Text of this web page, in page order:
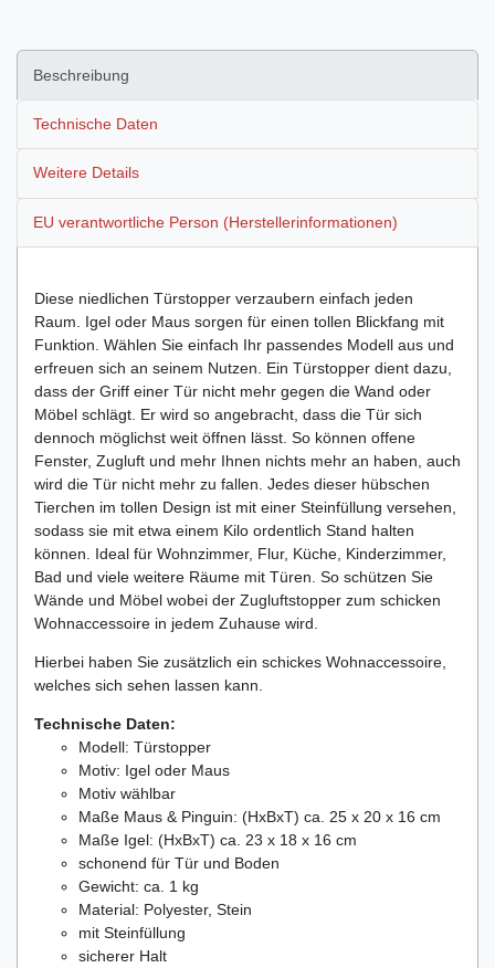
Beschreibung
Technische Daten
Weitere Details
EU verantwortliche Person (Herstellerinformationen)
Diese niedlichen Türstopper verzaubern einfach jeden
Raum. Igel oder Maus sorgen für einen tollen Blickfang mit
Funktion. Wählen Sie einfach Ihr passendes Modell aus und
erfreuen sich an seinem Nutzen.
Ein Türstopper dient dazu,
dass der Griff einer Tür nicht mehr gegen die Wand oder
Möbel schlägt. Er wird so angebracht, dass die Tür sich
dennoch möglichst weit öffnen lässt. So können offene
Fenster, Zugluft und mehr Ihnen nichts mehr an haben, auch
wird die Tür nicht mehr zu fallen. Jedes dieser hübschen
Tierchen im tollen Design ist mit einer Steinfüllung versehen,
sodass sie mit etwa einem Kilo ordentlich Stand halten
können. Ideal für Wohnzimmer, Flur, Küche, Kinderzimmer,
Bad und viele weitere Räume mit Türen. So schützen Sie
Wände und Möbel wobei der Zugluftstopper zum schicken
Wohnaccessoire in jedem Zuhause wird.
Hierbei haben Sie zusätzlich ein schickes Wohnaccessoire,
welches sich sehen lassen kann.
Technische Daten:
Modell: Türstopper
Motiv: Igel oder Maus
Motiv wählbar
Maße Maus & Pinguin: (HxBxT) ca. 25 x 20 x 16 cm
Maße Igel: (HxBxT) ca. 23 x 18 x 16 cm
schonend für Tür und Boden
Gewicht: ca. 1 kg
Material: Polyester, Stein
mit Steinfüllung
sicherer Halt